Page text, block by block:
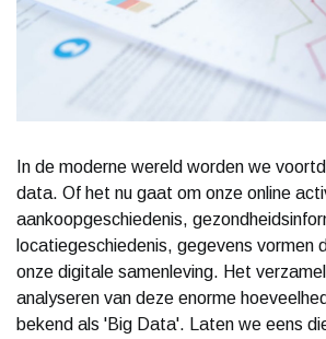
In de moderne wereld worden we
data. Of het nu gaat om onze online
aankoopgeschiedenis,
locatiegeschiedenis, gegevens vormen
onze digitale samenleving. Het
analyseren van deze enorme
bekend als 'Big Data'. Laten we eens